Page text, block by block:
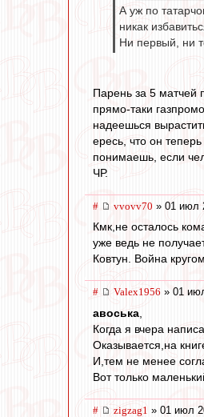
А уж по
никак
Ни первый, ни
Парень за 5 матчей
прямо-таки
надеешься
ересь, что он
понимаешь, если
ЧР.
# vvovv70 » 01 июл
Кмк,не осталось
уже ведь не
Ковтун. Война
# Valex1956 » 01
авоська
Когда я вчера
Оказывается,на
И,тем не менее
Вот только
# zigzag1 » 01 июл